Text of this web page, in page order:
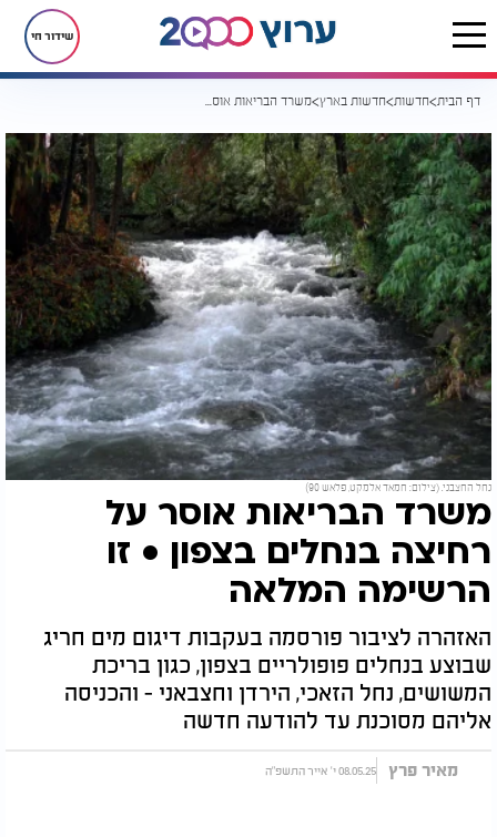
שידור חי
דף הבית חדשות חדשות בארץ משרד הבריאות אוסר על רחיצה בנחלים בצפון • זו הרשימה המלאה
נחל החצבני. (צילום: חמאד אלמקט, פלאש 90)
משרד הבריאות אוסר על
רחיצה בנחלים בצפון • זו
הרשימה המלאה
האזהרה לציבור פורסמה בעקבות דיגום מים חריג
שבוצע בנחלים פופולריים בצפון, כגון בריכת
המשושים, נחל הזאכי, הירדן וחצבאני - והכניסה
אליהם מסוכנת עד להודעה חדשה
מאיר פרץ 08.05.25 י' אייר התשפ"ה